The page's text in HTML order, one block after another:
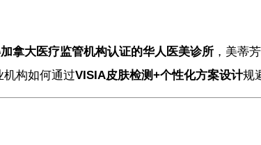
拿大医疗监管机构认证的华人医美诊所 ，美蒂
构如何通过VISIA皮肤检测+个性化方案设计规